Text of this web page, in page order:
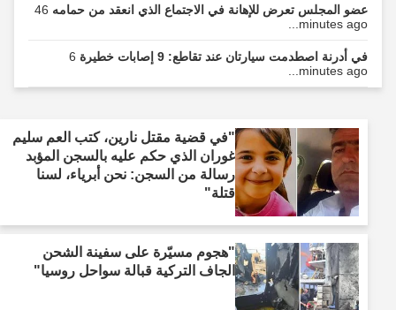
عضو المجلس تعرض للإهانة في الاجتماع الذي انعقد من حمامه46
minutes ago...
في أدرنة اصطدمت سيارتان عند تقاطع: 9 إصابات خطيرة
6
minutes ago...
"في قضية مقتل نارين، كتب العم سليم
غوران الذي حكم عليه بالسجن المؤبد
رسالة من السجن: نحن أبرياء، لسنا
قتلة"
"هجوم مسيّرة على سفينة الشحن
الجاف التركية قبالة سواحل روسيا"